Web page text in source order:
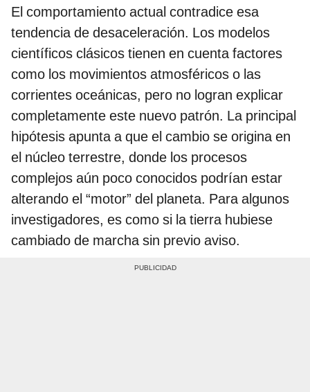
El comportamiento actual contradice esa
tendencia de desaceleración. Los modelos
científicos clásicos tienen en cuenta factores
como los movimientos atmosféricos o las
corrientes oceánicas, pero no logran explicar
completamente este nuevo patrón. La principal
hipótesis apunta a que el cambio se origina en
el núcleo terrestre, donde los procesos
complejos aún poco conocidos podrían estar
alterando el “motor” del planeta. Para algunos
investigadores, es como si la tierra hubiese
cambiado de marcha sin previo aviso.